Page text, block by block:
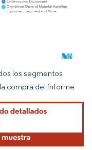
según CC BY 4.0.
los segmentos
compra del informe